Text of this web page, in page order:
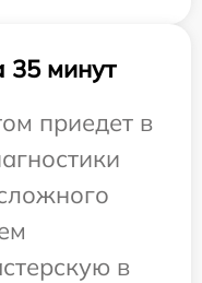
35 минут
приедет в
в